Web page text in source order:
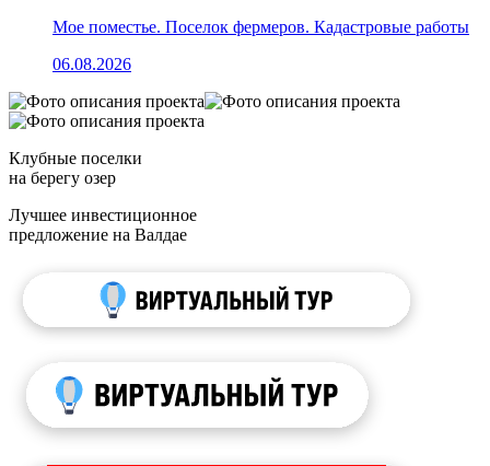
Мое поместье. Поселок фермеров. Кадастровые работы
06.08.2026
Клубные поселки
на берегу озер
Лучшее инвестиционное
предложение на Валдае